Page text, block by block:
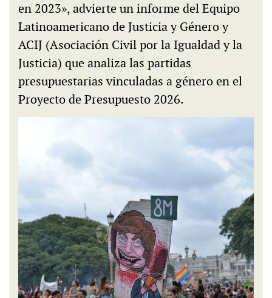
en 2023», advierte un informe del Equipo
Latinoamericano de Justicia y Género y
ACIJ (Asociación Civil por la Igualdad y la
Justicia) que analiza las partidas
presupuestarias vinculadas a género en el
Proyecto de Presupuesto 2026.